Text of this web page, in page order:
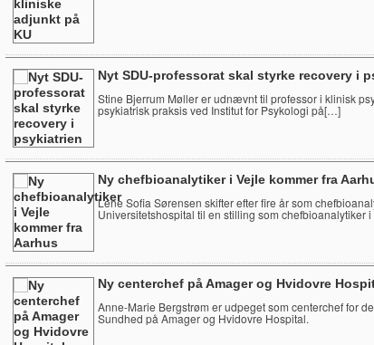
Nyt SDU-professorat skal styrke recovery i
Stine Bjerrum Møller er udnævnt til professor i klinisk
psykiatrisk praksis ved Institut for Psykologi på[…]
Ny chefbioanalytiker i Vejle kommer fra
Lene Sofia Sørensen skifter efter fire år som
Universitetshospital til en stilling som chefbioanalytiker
Ny centerchef på Amager og Hvidovre
Anne-Marie Bergstrøm er udpeget som centerchef for
Sundhed på Amager og Hvidovre Hospital.